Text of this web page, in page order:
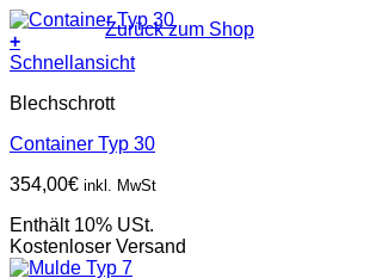
Zurück zum Shop
+
Schnellansicht
Blechschrott
Container Typ 30
354,00€ inkl. MwSt
Enthält 10% USt.
Kostenloser Versand